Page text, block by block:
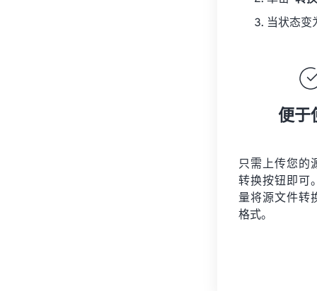
当状态变
便于
只需上传您的
转换按钮即可
量将源文件转
格式。